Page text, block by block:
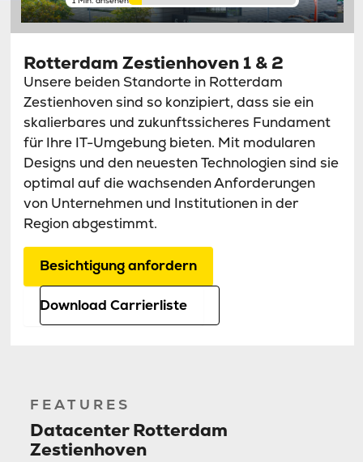
Rotterdam Zestienhoven 1 & 2
Unsere beiden Standorte in Rotterdam
Zestienhoven sind so konzipiert, dass sie ein
skalierbares und zukunftssicheres Fundament
für Ihre IT-Umgebung bieten. Mit modularen
Designs und den neuesten Technologien sind sie
optimal auf die wachsenden Anforderungen
von Unternehmen und Institutionen in der
Region abgestimmt.
Besichtigung anfordern
Download Carrierliste
FEATURES
Datacenter Rotterdam
Zestienhoven